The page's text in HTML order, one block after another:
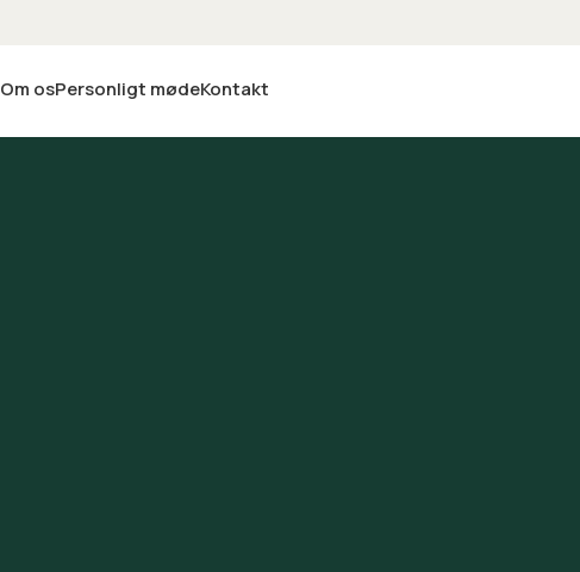
Om osPersonligt mødeKontakt